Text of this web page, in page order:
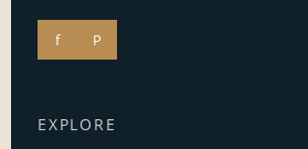
f P
EXPLORE